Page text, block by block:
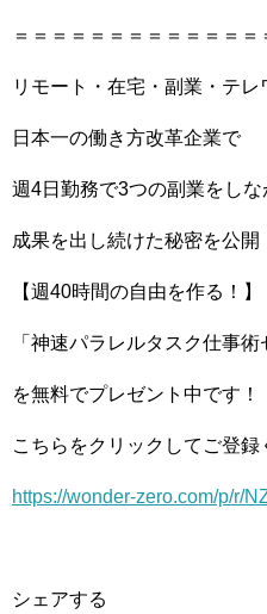
＝＝＝＝＝＝＝＝＝＝＝＝＝
リモート・在宅・副業・テレ
日本一の働き方改革企業で
週4日勤務で3つの副業をしな
成果を出し続けた秘密を公開
【週40時間の自由を作る！】
「神速パラレルタスク仕事術
を無料でプレゼント中です！
こちらをクリックしてご登録
https://wonder-zero.com/p/r/
シェアする